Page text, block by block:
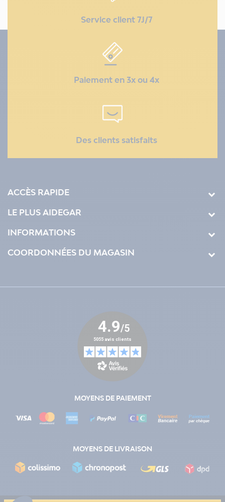
Service client 7J/7
Paiement en 3x ou 4x
Des clients satisfaits
ACCÈS RAPIDE
LE PLUS AIDEGAR
INFORMATIONS
COORDONNÉES DU MAGASIN
MOYENS DE PAIEMENT
MOYENS DE LIVRAISON